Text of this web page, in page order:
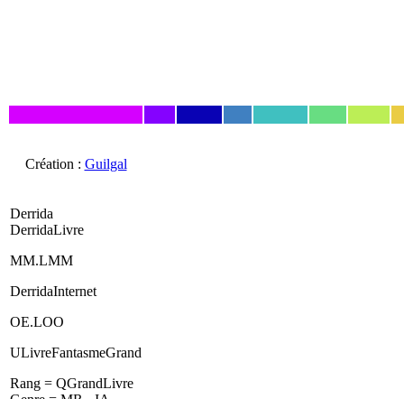
Création : Guilgal
Derrida
DerridaLivre
MM.LMM
DerridaInternet
OE.LOO
ULivreFantasmeGrand
Rang = QGrandLivre